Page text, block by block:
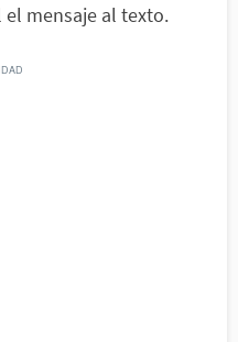
mensaje al texto.